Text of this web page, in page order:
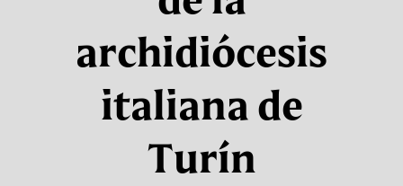
archidiócesis
italiana de
Turín